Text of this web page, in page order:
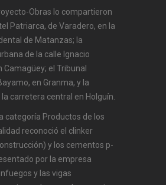
Obras lo compartieron
Patriarca, de Varadero, en la
de Matanzas; la
de la calle Ignacio
el Tribunal
en Granma, y la
carretera central en Holguín.
categoría Productos de los
reconoció el clinker
y los cementos p-
por la empresa
y las vigas